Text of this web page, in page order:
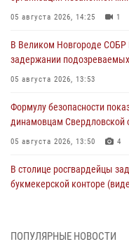
05 августа 2026, 14:25 1
В Великом Новгороде СОБР
задержании
05 августа 2026, 13:53
Формулу безопасности
динамовцам Свердловской
05 августа 2026, 13:50 4
В столице росгвардейцы
букмекерской конторе
В Удмуртии при силовой
ПОПУЛЯРНЫЕ НОВОСТИ